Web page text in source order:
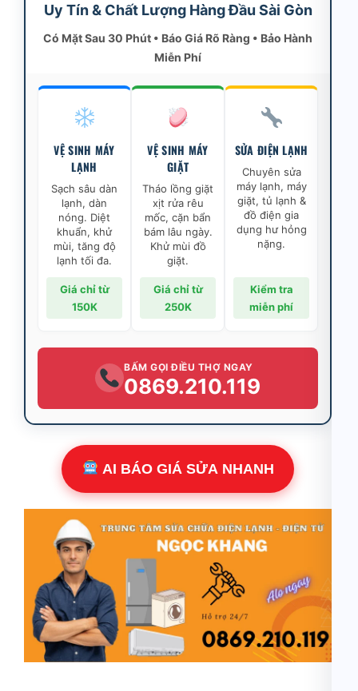
Uy Tín & Chất Lượng Hàng Đầu Sài Gòn
Có Mặt Sau 30 Phút • Báo Giá Rõ Ràng • Bảo Hành
Miễn Phí
VỆ SINH MÁY
LẠNH
Sạch sâu dàn
lạnh, dàn
nóng. Diệt
khuẩn, khử
mùi, tăng độ
lạnh tối đa.
Giá chỉ từ
150K
VỆ SINH MÁY
GIẶT
Tháo lồng giặt
xịt rửa rêu
mốc, cặn bẩn
bám lâu ngày.
Khử mùi đồ
giặt.
Giá chỉ từ
250K
SỬA ĐIỆN LẠNH
Chuyên sửa
máy lạnh, máy
giặt, tủ lạnh &
đồ điện gia
dụng hư hỏng
nặng.
Kiểm tra
miễn phí
BẤM GỌI ĐIỀU THỢ NGAY
0869.210.119
AI BÁO GIÁ SỬA NHANH